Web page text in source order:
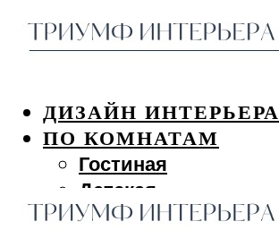
ДИЗАЙН ИНТЕРЬЕРА
ПО КОМНАТАМ
Гостиная
Детская
Спальня